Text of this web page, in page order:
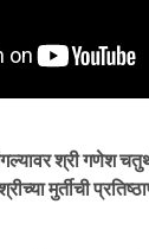
श्री गणेश
मुर्तीची